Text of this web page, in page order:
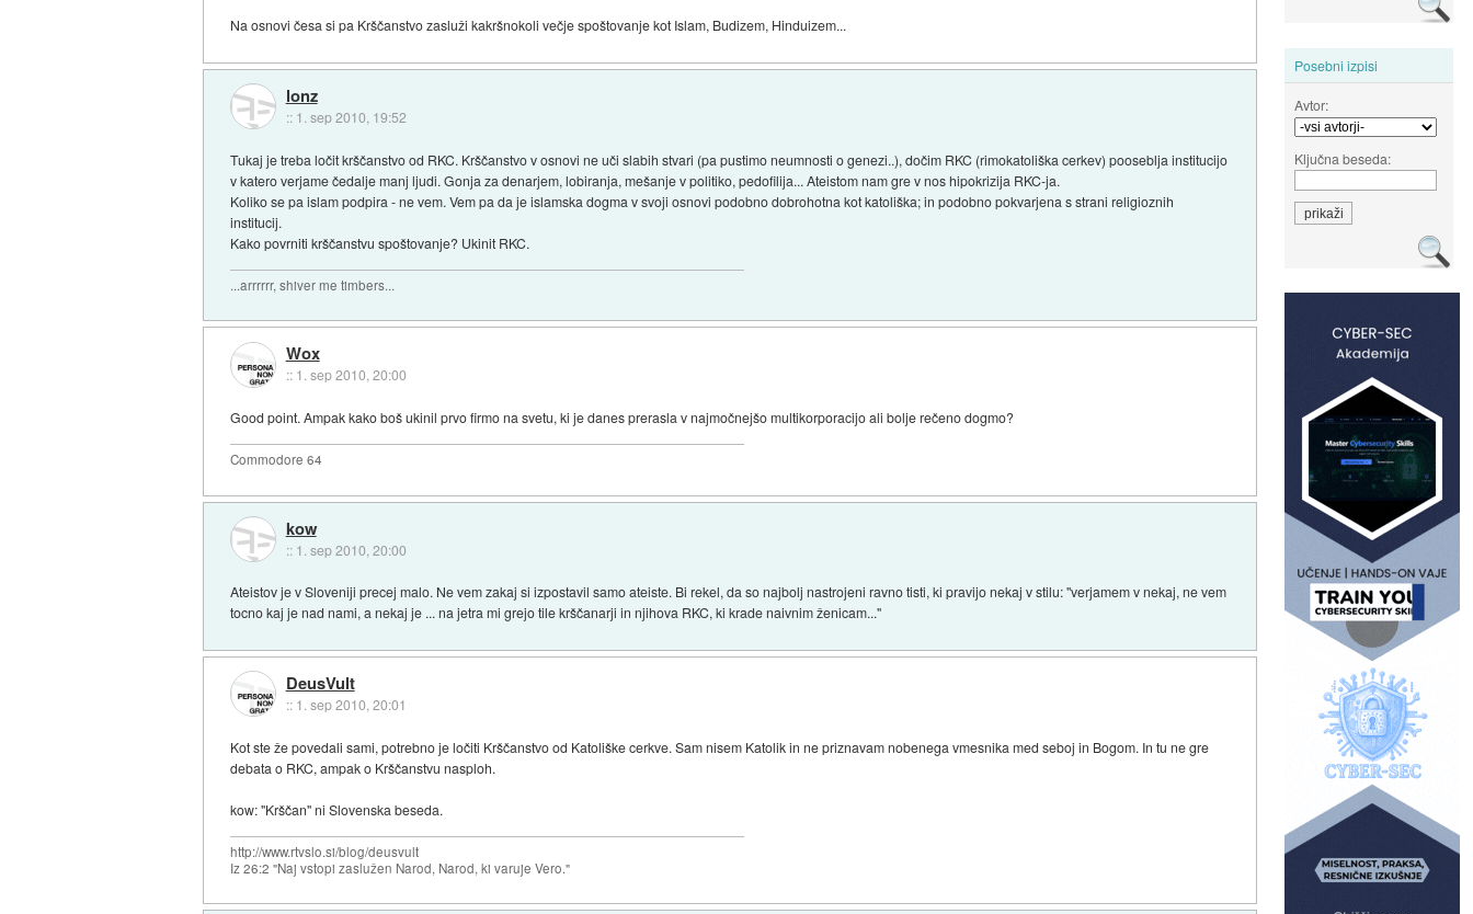
Posebni izpisi
Avtor:
Ključna beseda:
Na osnovi česa si pa Krščanstvo zasluži kakršnokoli večje spoštovanje kot Islam, Budizem, Hinduizem...
lonz
:: 1. sep 2010, 19:52
Tukaj je treba ločit krščanstvo od RKC. Krščanstvo v osnovi ne uči slabih stvari (pa pustimo neumnosti o genezi..), dočim RKC (rimokatoliška cerkev) pooseblja institucijo
v katero verjame čedalje manj ljudi. Gonja za denarjem, lobiranja, mešanje v politiko, pedofilija... Ateistom nam gre v nos hipokrizija RKC-ja.
Koliko se pa islam podpira - ne vem. Vem pa da je islamska dogma v svoji osnovi podobno dobrohotna kot katoliška; in podobno pokvarjena s strani religioznih
institucij.
Kako povrniti krščanstvu spoštovanje? Ukinit RKC.
...arrrrrr, shiver me timbers...
Wox
:: 1. sep 2010, 20:00
Good point. Ampak kako boš ukinil prvo firmo na svetu, ki je danes prerasla v najmočnejšo multikorporacijo ali bolje rečeno dogmo?
Commodore 64
kow
:: 1. sep 2010, 20:00
Ateistov je v Sloveniji precej malo. Ne vem zakaj si izpostavil samo ateiste. Bi rekel, da so najbolj nastrojeni ravno tisti, ki pravijo nekaj v stilu: "verjamem v nekaj, ne vem
tocno kaj je nad nami, a nekaj je ... na jetra mi grejo tile krščanarji in njihova RKC, ki krade naivnim ženicam..."
DeusVult
:: 1. sep 2010, 20:01
Kot ste že povedali sami, potrebno je ločiti Krščanstvo od Katoliške cerkve. Sam nisem Katolik in ne priznavam nobenega vmesnika med seboj in Bogom. In tu ne gre
debata o RKC, ampak o Krščanstvu nasploh.
kow: "Krščan" ni Slovenska beseda.
http://www.rtvslo.si/blog/deusvult
Iz 26:2 "Naj vstopi zaslužen Narod, Narod, ki varuje Vero."